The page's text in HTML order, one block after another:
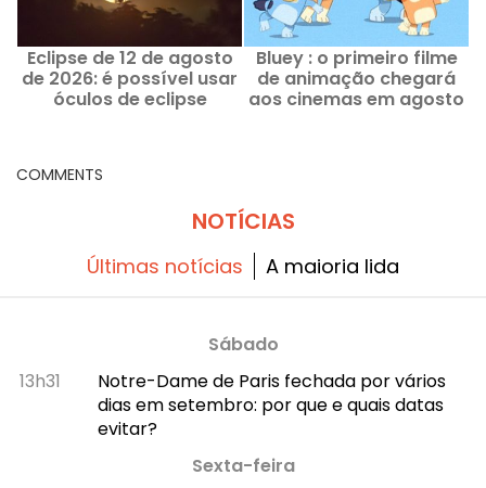
Eclipse de 12 de agosto
de 2026: é possível usar
óculos de eclipse
Bluey : o primeiro filme
de animação chegará
aos cinemas em agosto
COMMENTS
NOTÍCIAS
Últimas notícias A maioria lida
Sábado
13h31
Notre-Dame de Paris fechada por vários
dias em setembro: por que e quais datas
evitar?
Sexta-feira